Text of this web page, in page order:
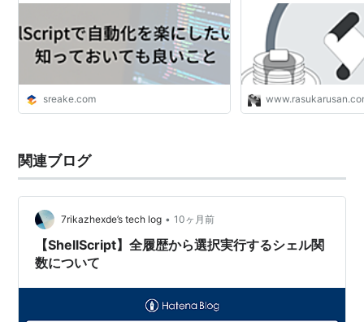
sreake.com
関連ブログ
7rikazhexde’s tech log • 10ヶ月前
【ShellScript】全履歴から選択実行するシェル関
数について